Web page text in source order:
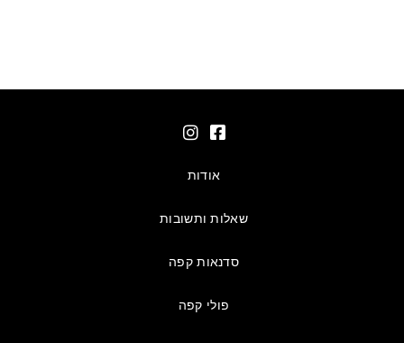
אודות
שאלות ותשובות
סדנאות קפה
פולי קפה